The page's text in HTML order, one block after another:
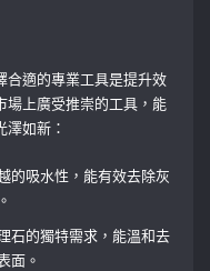
合適的專業工具是提升效
場上廣受推崇的工具，能
如新：
的吸水性，能有效去除灰
石的獨特需求，能溫和去
面。